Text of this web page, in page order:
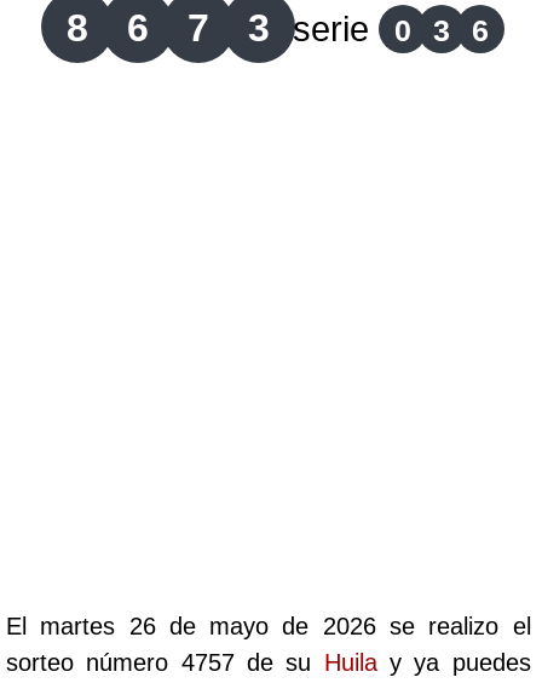
Lotería del Cauca
Cafeterito Noche
8 6 7 3 serie 0 3 6
El martes 26 de mayo de 2026 se realizo el
sorteo número 4757 de su Huilay ya puedes